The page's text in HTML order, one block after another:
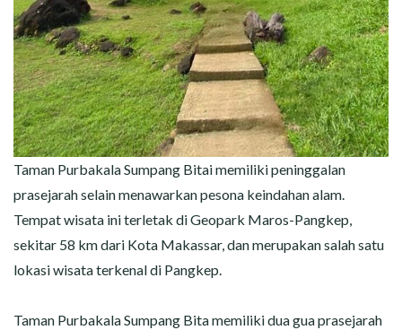
Taman Purbakala Sumpang Bitai memiliki peninggalan
prasejarah selain menawarkan pesona keindahan alam.
Tempat wisata ini terletak di Geopark Maros-Pangkep,
sekitar 58 km dari Kota Makassar, dan merupakan salah satu
lokasi wisata terkenal di Pangkep.
Taman Purbakala Sumpang Bita memiliki dua gua prasejarah